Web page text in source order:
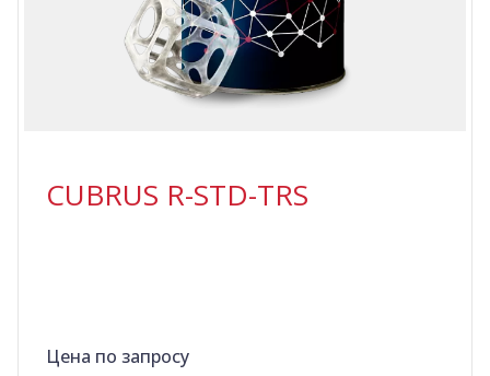
CUBRUS R-STD-TRS
Цена по запросу